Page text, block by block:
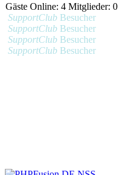
Gäste Online: 4 Mitglieder: 0
SupportClub Besucher
SupportClub Besucher
SupportClub Besucher
SupportClub Besucher